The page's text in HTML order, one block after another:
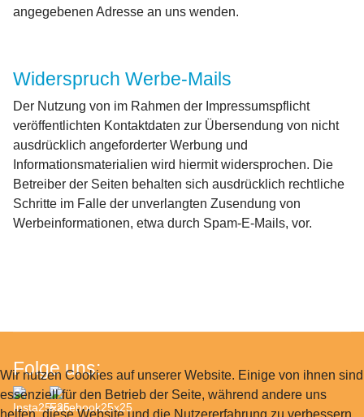
angegebenen Adresse an uns wenden.
Widerspruch Werbe-Mails
Der Nutzung von im Rahmen der Impressumspflicht
veröffentlichten Kontaktdaten zur Übersendung von nicht
ausdrücklich angeforderter Werbung und
Informationsmaterialien wird hiermit widersprochen. Die
Betreiber der Seiten behalten sich ausdrücklich rechtliche
Schritte im Falle der unverlangten Zusendung von
Werbeinformationen, etwa durch Spam-E-Mails, vor.
Folge uns:
Wir nutzen Cookies auf unserer Website. Einige von ihnen sind
essenziell für den Betrieb der Seite, während andere uns
helfen, diese Website und die Nutzererfahrung zu verbessern